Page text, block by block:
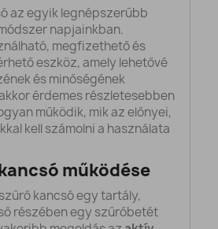
az egyik legnépszerűbb
napjainkban.
megfizethető és
eszköz, amely lehetővé
és minőségének
érdemes részletesebben
működik, mik az előnyei,
kell számolni a használata
működése
kancsó egy tartály,
részében egy szűrőbetét